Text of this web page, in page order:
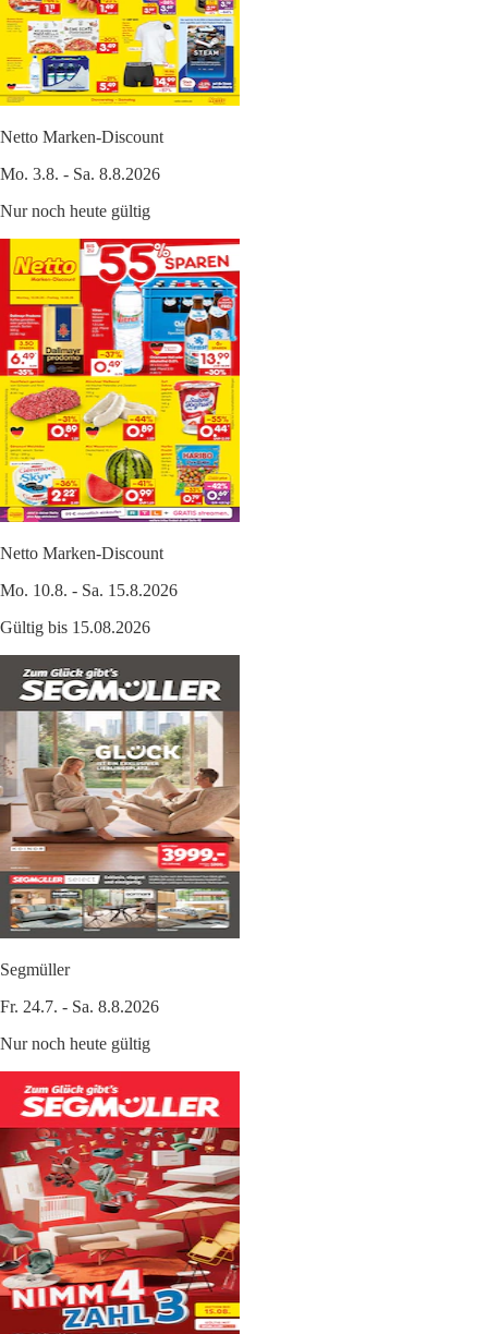
Netto Marken-Discount
Mo. 3.8. - Sa. 8.8.2026
Nur noch heute gültig
Netto Marken-Discount
Mo. 10.8. - Sa. 15.8.2026
Gültig bis 15.08.2026
Segmüller
Fr. 24.7. - Sa. 8.8.2026
Nur noch heute gültig